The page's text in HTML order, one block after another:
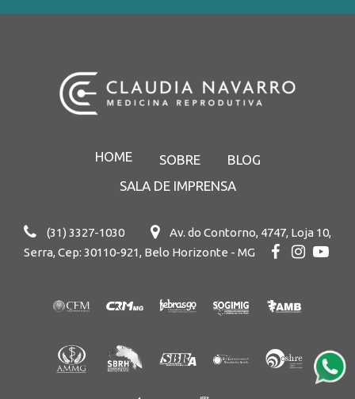
HOME SOBRE
BLOG
SALA DE IMPRENSA
(31) 3327-1030
Av. do Contorno, 4747, Loja 10,
Serra, Cep: 30110-921, Belo Horizonte - MG